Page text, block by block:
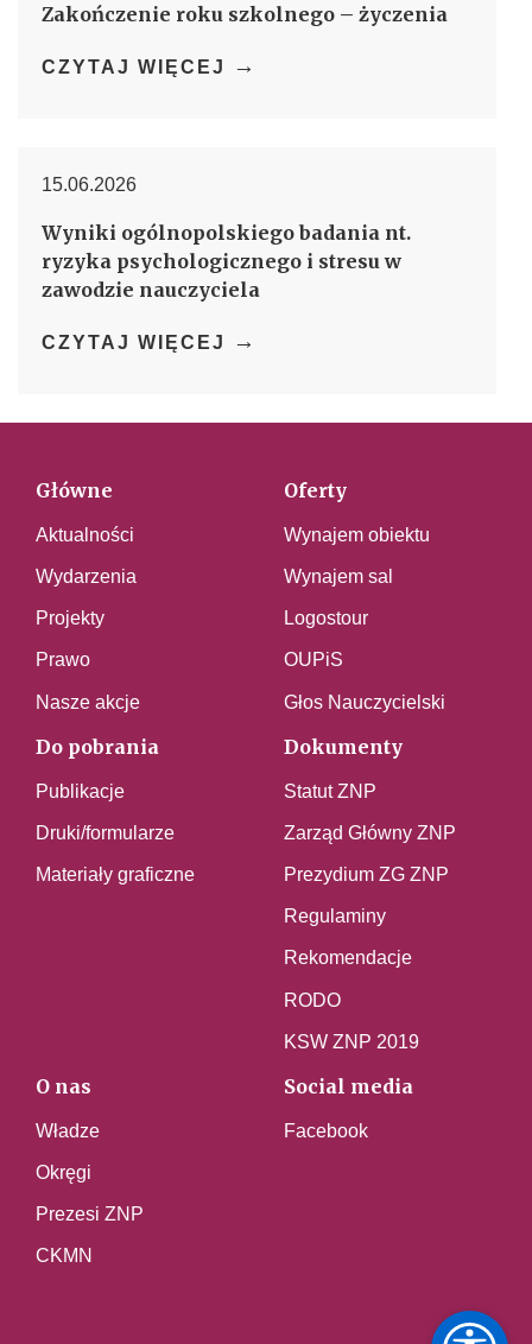
Zakończenie roku szkolnego – życzenia
CZYTAJ WIĘCEJ →
15.06.2026
Wyniki ogólnopolskiego badania nt.
ryzyka psychologicznego i stresu w
zawodzie nauczyciela
CZYTAJ WIĘCEJ →
Główne
Aktualności
Wydarzenia
Projekty
Prawo
Nasze akcje
Oferty
Wynajem obiektu
Wynajem sal
Logostour
OUPiS
Głos Nauczycielski
Do pobrania
Publikacje
Druki/formularze
Materiały graficzne
Dokumenty
Statut ZNP
Zarząd Główny ZNP
Prezydium ZG ZNP
Regulaminy
Rekomendacje
RODO
KSW ZNP 2019
O nas
Władze
Okręgi
Prezesi ZNP
CKMN
Social media
Facebook